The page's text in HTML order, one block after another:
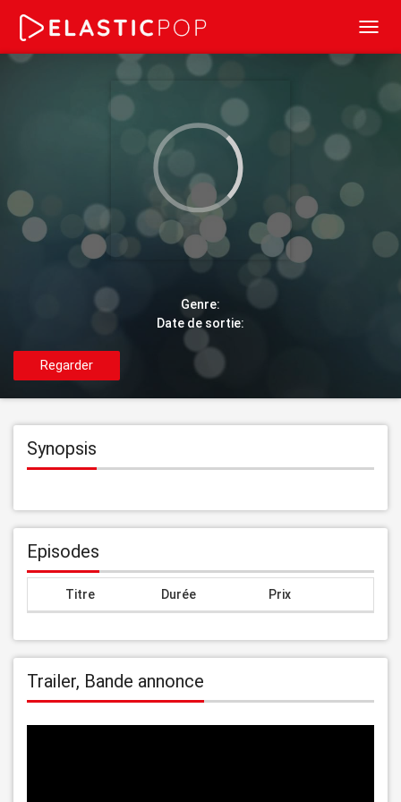
Genre:
Date de sortie:
Regarder
Synopsis
Episodes
Titre Durée Prix
Trailer, Bande annonce